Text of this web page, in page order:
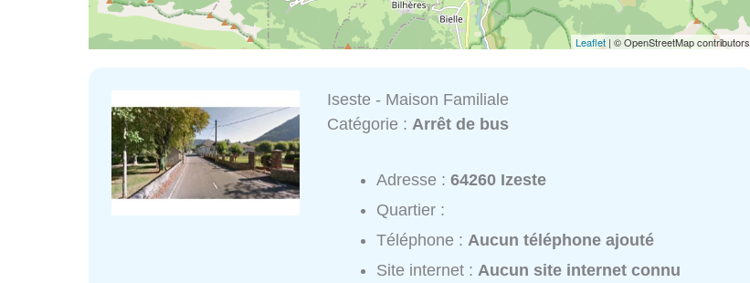
Leaflet | © OpenStreetMap contributors
Iseste - Maison Familiale
Catégorie : Arrêt de bus
Adresse :64260 Izeste
Quartier :
Téléphone :Aucun téléphone ajouté
Site internet :Aucun site internet connu